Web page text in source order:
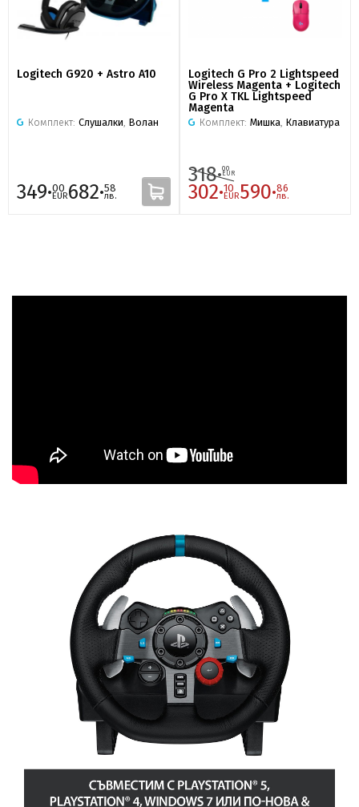
Logitech G920 + Astro A10
Комплект: Слушалки Волан
349·00
EUR682·58
лв.
Logitech G Pro 2 Lightspeed
Wireless Magenta + Logitech
G Pro X TKL Lightspeed
Magenta
Комплект: Мишка Клавиатура
318·00
EUR
302·10
EUR590·86
лв.